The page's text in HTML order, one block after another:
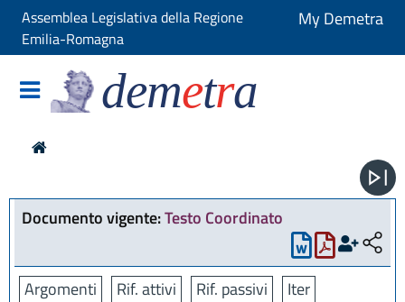
Assemblea Legislativa della Regione
Emilia-Romagna
My Demetra
demetra
Documento vigente:Testo Coordinato
Argomenti Rif. attivi Rif. passivi
Iter